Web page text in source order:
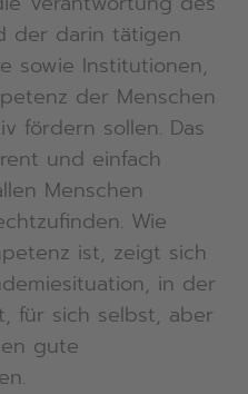
der darin tätigen
sowie Institutionen,
der Menschen
fördern sollen. Das
und einfach
Menschen
Wie
ist, zeigt sich
in der
für sich selbst, aber
gute